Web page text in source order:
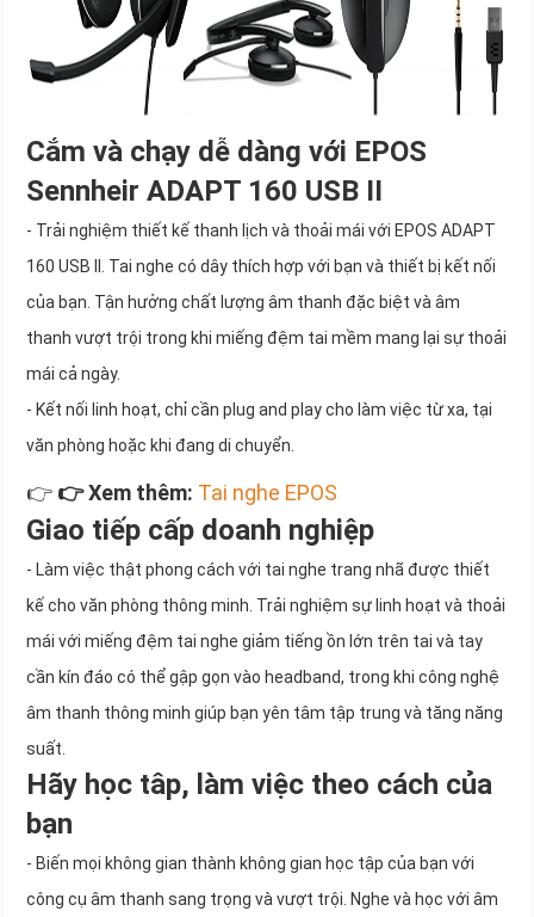
Cắm và chạy dễ dàng với EPOS
Sennheir ADAPT 160 USB II
- Trải nghiệm thiết kế thanh lịch và thoải mái với EPOS ADAPT
160 USB II. Tai nghe có dây thích hợp với bạn và thiết bị kết nối
của bạn. Tận hưởng chất lượng âm thanh đặc biệt và âm
thanh vượt trội trong khi miếng đệm tai mềm mang lại sự thoải
mái cả ngày.
- Kết nối linh hoạt, chỉ cần plug and play cho làm việc từ xa, tại
văn phòng hoặc khi đang di chuyển.
👉 👉 Xem thêm: Tai nghe EPOS
Giao tiếp cấp doanh nghiệp
- Làm việc thật phong cách với tai nghe trang nhã được thiết
kế cho văn phòng thông minh. Trải nghiệm sự linh hoạt và thoải
mái với miếng đệm tai nghe giảm tiếng ồn lớn trên tai và tay
cần kín đáo có thể gập gọn vào headband, trong khi công nghệ
âm thanh thông minh giúp bạn yên tâm tập trung và tăng năng
suất.
Hãy học tâp, làm việc theo cách của
bạn
- Biến mọi không gian thành không gian học tập của bạn với
công cụ âm thanh sang trọng và vượt trội. Nghe và học với âm